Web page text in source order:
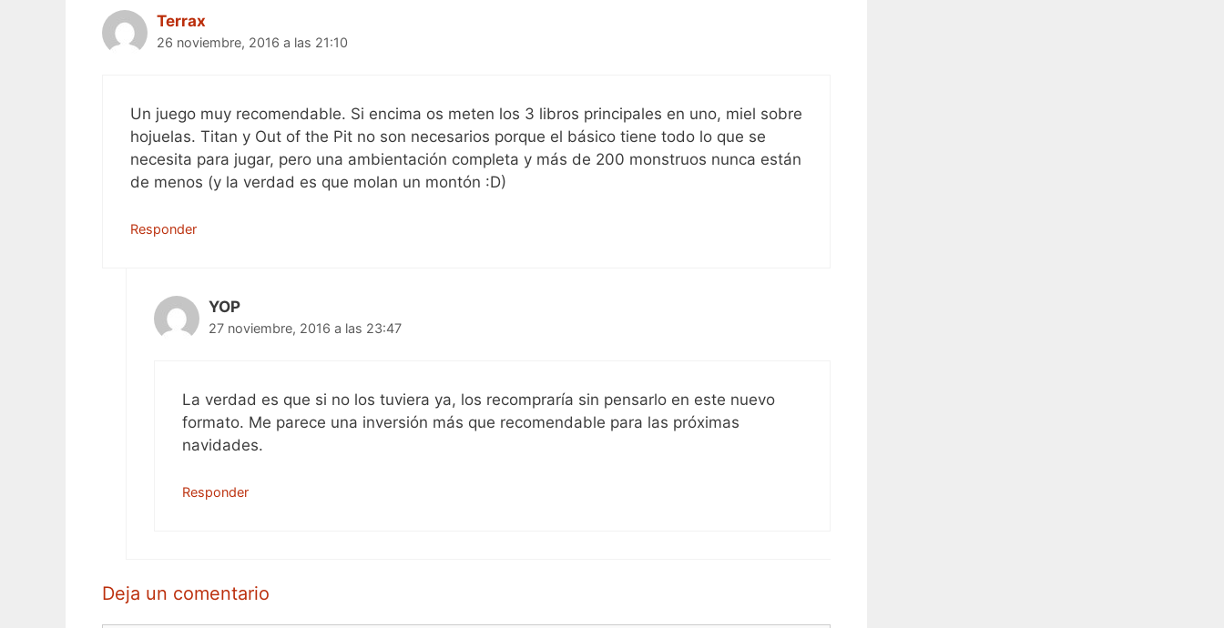
Terrax
26 noviembre, 2016 a las 21:10
Un juego muy recomendable. Si encima os meten los 3 libros principales en uno, miel sobre
hojuelas. Titan y Out of the Pit no son necesarios porque el básico tiene todo lo que se
necesita para jugar, pero una ambientación completa y más de 200 monstruos nunca están
de menos (y la verdad es que molan un montón :D)
Responder
YOP
27 noviembre, 2016 a las 23:47
La verdad es que si no los tuviera ya, los recompraría sin pensarlo en este nuevo
formato. Me parece una inversión más que recomendable para las próximas
navidades.
Responder
Deja un comentario